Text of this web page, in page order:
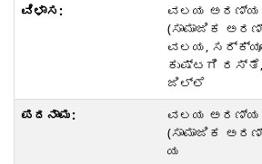
ವಲಯ ಅರಣ್ಯ
(ಸಾಮಾಜಿಕ
ವಲಯ,
ಕುಷ್ಟಗಿ ರಸ್ತೆ,
ಜಿಲ್ಲೆ
ವಲಯ ಅರಣ್ಯ
(ಸಾಮಾಜಿಕ
ಯ